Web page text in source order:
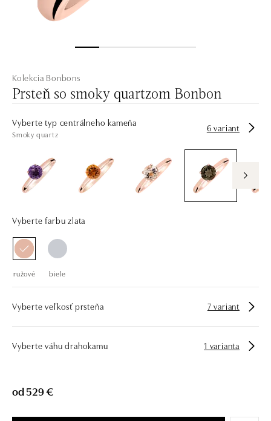
Kolekcia Bonbons
Prsteň so smoky quartzom Bonbon
Vyberte typ centrálneho kameňa
Smoky quartz
6 variant
Vyberte farbu zlata
ružové biele
Vyberte veľkosť prsteňa 7 variant
Vyberte váhu drahokamu 1 varianta
od 529 €